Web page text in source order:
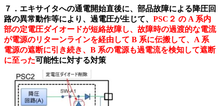
７．エキサイタへの通電開始直後に、部品故障による降圧回
路の異常動作等により、過電圧が生じて、 PSC２ の A 系内
部の定電圧ダイオードが短絡故障し、故障時の過渡的な電流
が電源のリターンラインを経由して B 系に伝搬して、A 系
電源の遮断に引き続き、B 系の電源も過電流を検知して遮断
に至った可能性に対する対策